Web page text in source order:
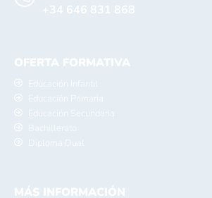
+34 646 831 868
OFERTA FORMATIVA
Educación Infantil
Educación Primaria
Educación Secundaria
Bachillerato
Diploma Dual
MÁS INFORMACIÓN